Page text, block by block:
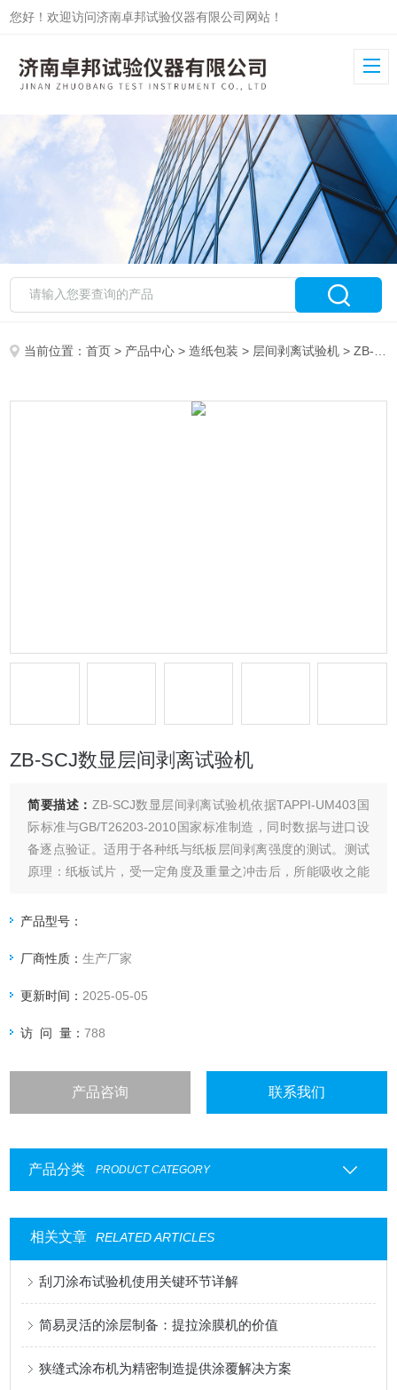
您好！欢迎访问济南卓邦试验仪器有限公司网站！
当前位置：首页 > 产品中心 >造纸包装 > 层间剥离试验机 > ZB-SCJ数显层间剥离试验机
ZB-SCJ数显层间剥离试验机
简要描述： ZB-SCJ数显层间剥离试验机依据TAPPI-UM403国
际标准与GB/T26203-2010国家标准制造，同时数据与进口设
备逐点验证。适用于各种纸与纸板层间剥离强度的测试。测试
原理：纸板试片，受一定角度及重量之冲击后，所能吸收之能
多种标准单位,数字显示可打印试验结果。
产品型号：
厂商性质：生产厂家
更新时间： 2025-05-05
访 问 量：788
产品咨询 联系我们
产品分类 PRODUCT CATEGORY
相关文章 RELATED ARTICLES
刮刀涂布试验机使用关键环节详解
简易灵活的涂层制备：提拉涂膜机的价值
狭缝式涂布机为精密制造提供涂覆解决方案